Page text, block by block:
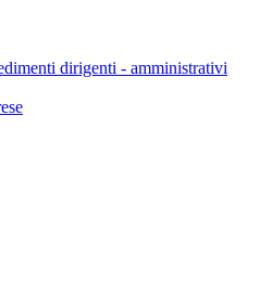
dirigenti - amministrativi